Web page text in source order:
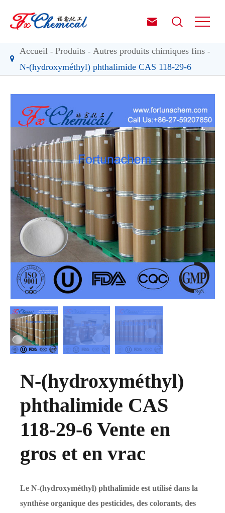
 
Accueil Produits
Autres produits chimiques fins
N-(hydroxyméthyl) phthalimide CAS 118-29-6
N-(hydroxyméthyl)
phthalimide CAS
118-29-6 Vente en
gros et en vrac
Le N-(hydroxyméthyl) phthalimide est utilisé dans la
synthèse organique des pesticides, des colorants, des